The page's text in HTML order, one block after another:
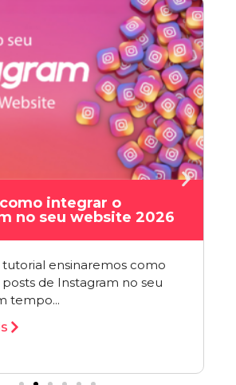
integrar o
no seu website 2026
tutorial ensinaremos como
de Instagram no seu
tempo...